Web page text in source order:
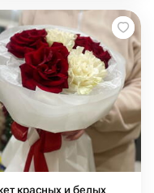
красных и белых